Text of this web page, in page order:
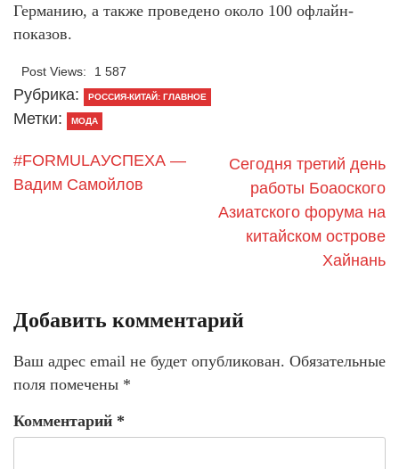
Германию, а также проведено около 100 офлайн-
показов.
Post Views: 1 587
Рубрика: РОССИЯ-КИТАЙ: ГЛАВНОЕ
Метки: МОДА
#FORMULAУСПЕХА —
Вадим Самойлов
Сегодня третий день
работы Боаоского
Азиатского форума на
китайском острове
Хайнань
Добавить комментарий
Ваш адрес email не будет опубликован. Обязательные
поля помечены *
Комментарий *